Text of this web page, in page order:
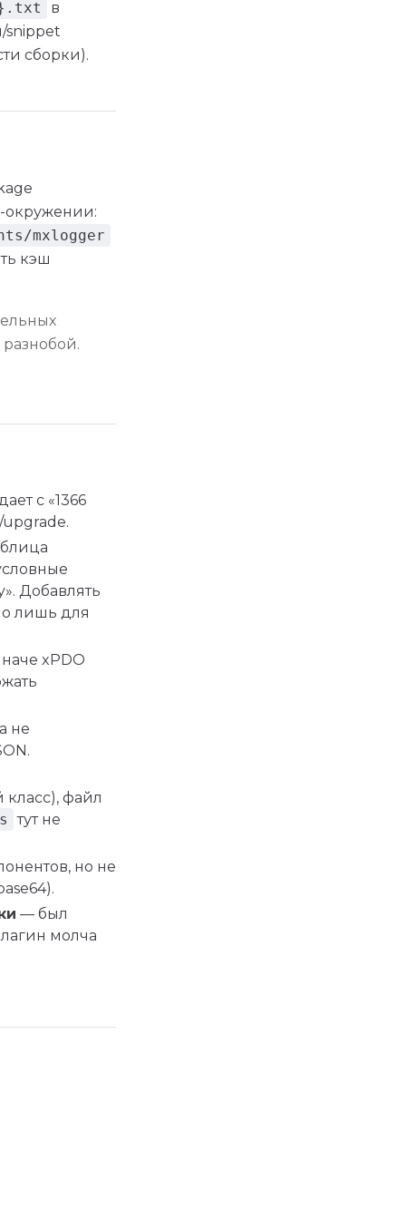
в
snippet
сборки).
окружении:
mxlogger
кэш
с «1366
Добавлять
лишь для
xPDO
не
класс), файл
тут не
но не
— был
молча